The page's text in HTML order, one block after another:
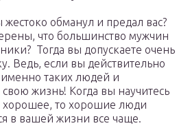
обманул и предал вас?
что большинство мужчин
Тогда вы допускаете очень
Ведь, если вы действительно
именно таких людей и
свою жизнь! Когда вы научитесь
хорошее, то хорошие люди
в вашей жизни все чаще.